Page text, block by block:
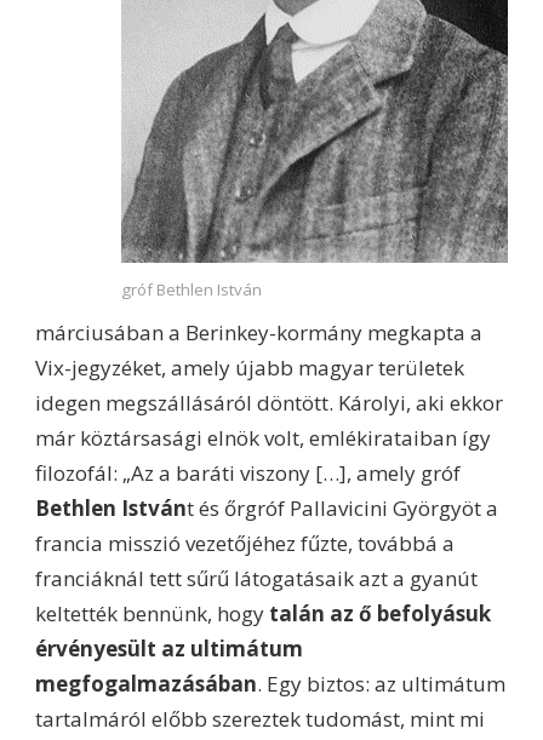
gróf Bethlen István
márciusában a Berinkey-kormány megkapta a
Vix-jegyzéket, amely újabb magyar területek
idegen megszállásáról döntött. Károlyi, aki ekkor
már köztársasági elnök volt, emlékirataiban így
filozofál: „Az a baráti viszony […], amely gróf
Bethlen Istvánt és őrgróf Pallavicini Györgyöt a
francia misszió vezetőjéhez fűzte, továbbá a
franciáknál tett sűrű látogatásaik azt a gyanút
keltették bennünk, hogy talán az ő befolyásuk
érvényesült az ultimátum
megfogalmazásában. Egy biztos: az ultimátum
tartalmáról előbb szereztek tudomást, mint mi